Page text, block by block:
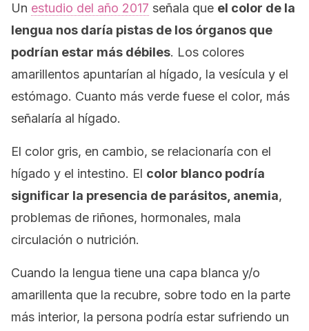
Un estudio del año 2017 señala que el color de la
lengua nos daría pistas de los órganos que
podrían estar más débiles. Los colores
amarillentos apuntarían al hígado, la vesícula y el
estómago. Cuanto más verde fuese el color, más
señalaría al hígado.
El color gris, en cambio, se relacionaría con el
hígado y el intestino. El color blanco podría
significar la presencia de parásitos, anemia,
problemas de riñones, hormonales, mala
circulación o nutrición.
Cuando la lengua tiene una capa blanca y/o
amarillenta que la recubre, sobre todo en la parte
más interior, la persona podría estar sufriendo un